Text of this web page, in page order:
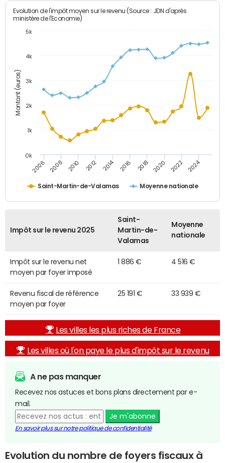
Montant (euros)
Evolution de l'impôt moyen sur le revenu (Source : JDN d'après
ministère de l'Economie)
Saint-Martin-de-Valamas Moyenne nationale
2006 2008 2010 2012 2014 2016 2018 2020 2022 2024
0k
1k
2k
3k
4k
5k
Impôt sur le revenu 2025
Saint-
Martin-de-
Valamas
Moyenne
nationale
Impôt sur le revenu net
moyen par foyer imposé
1 886 € 4 516 €
Revenu fiscal de référence
moyen par foyer
25 191 € 33 939 €
Les villes les plus riches de France
Les villes où l'on paye le plus d'impôt sur le revenu
A ne pas manquer
Recevez nos astuces et bons plans directement par e-
mail.
Je m'abonne
En savoir plus sur notre politique de confidentialité
Evolution du nombre de foyers fiscaux à